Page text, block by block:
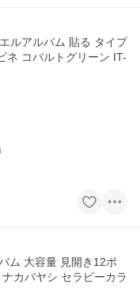
ルアルバム 貼る タイプ
ネ コバルトグリーン IT-
ム 大容量 見開き12ポ
カバヤシ セラピーカラ